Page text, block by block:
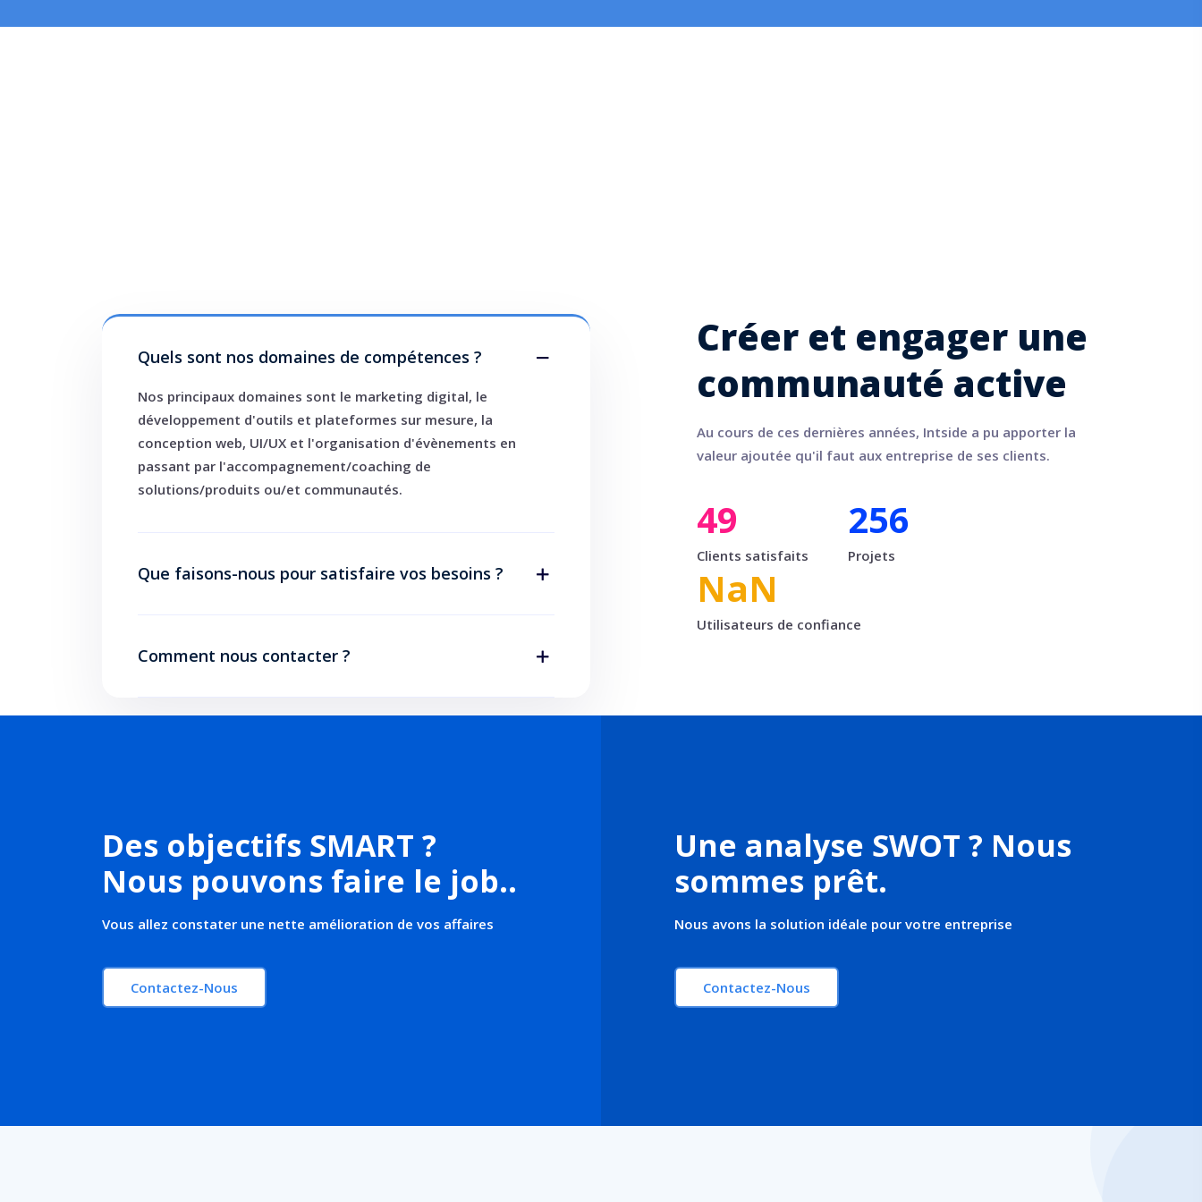
Quels sont nos domaines de compétences ?
Nos principaux domaines sont le marketing digital, le
développement d'outils et plateformes sur mesure, la
conception web, UI/UX et l'organisation d'évènements en
passant par l'accompagnement/coaching de
solutions/produits ou/et communautés.
Que faisons-nous pour satisfaire vos besoins ?
Comment nous contacter ?
Créer et engager une
communauté active
Au cours de ces dernières années, Intside a pu apporter la
valeur ajoutée qu'il faut aux entreprise de ses clients.
49
Clients satisfaits
256
Projets
NaN
Utilisateurs de confiance
Des objectifs SMART ?
Nous pouvons faire le job..
Vous allez constater une nette amélioration de vos affaires
Contactez-Nous
Une analyse SWOT ? Nous
sommes prêt.
Nous avons la solution idéale pour votre entreprise
Contactez-Nous